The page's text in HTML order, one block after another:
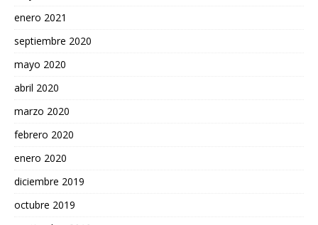
enero 2021
septiembre 2020
mayo 2020
abril 2020
marzo 2020
febrero 2020
enero 2020
diciembre 2019
octubre 2019